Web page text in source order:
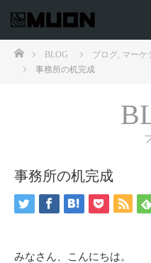
ホームBLOG ブログ, マーケ
事務所の机完成
事務所の机完成
みなさん、こんにちは。